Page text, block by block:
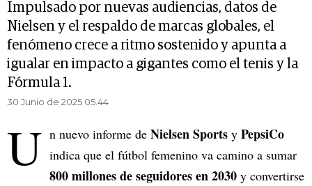
Impulsado por nuevas audiencias, datos de
Nielsen y el respaldo de marcas globales, el
fenómeno crece a ritmo sostenido y apunta a
igualar en impacto a gigantes como el tenis y la
Fórmula 1.
30 Junio de 2025 05.44
U n nuevo informe de Nielsen Sports y PepsiCo
indica que el fútbol femenino va camino a sumar
800 millones de seguidores en 2030 y convertirse